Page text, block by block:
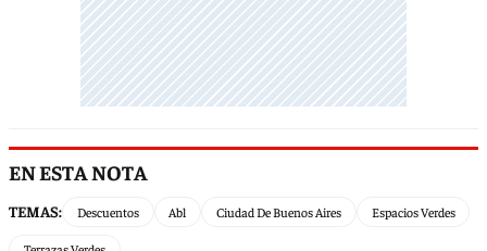
EN ESTA NOTA
TEMAS: Descuentos Abl Ciudad De Buenos Aires Espacios Verdes